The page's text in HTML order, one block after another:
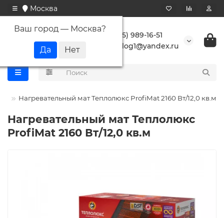
Москва
Ваш город — Москва?
+7 (495) 989-16-51
buranlog1@yandex.ru
Нагревательный мат Теплолюкс ProfiMat 2160 Вт/12,0 кв.м
Нагревательный мат Теплолюкс
ProfiMat 2160 Вт/12,0 кв.м